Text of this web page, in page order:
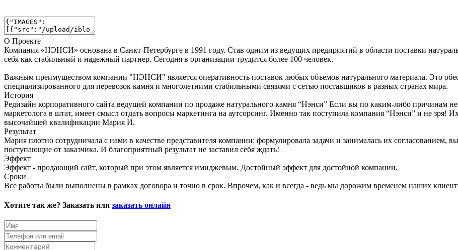
О Проекте
Компания «НЭНСИ» основана в Санкт-Петербурге в 1991 году. Став одним из ведущих предприятий в области поставки
себя как стабильный и надежный партнер. Сегодня в организации трудится более 100 человек.
Важным преимуществом компании "НЭНСИ" является оперативность поставок любых объемов натурального материала. Это
специализированного для перевозок камня и многолетними стабильными связями с сетью поставщиков в разных странах мира.
История
Редизайн корпоративного сайта ведущей компании по продаже натурального камня “Нэнси” Если вы по каким-либо причинам
маркетолога в штат, имеет смысл отдать вопросы маркетинга на аутсорсинг. Именно так поступила компания “Нэнси” и не зря!
высочайшей квалификации Мария И.
Результат
Мария плотно сотрудничала с нами в качестве представителя компании: формулировала задачи и занималась их согласованием,
поступающие от заказчика. И благоприятный результат не заставил себя ждать!
Эффект
Эффект - продающий сайт, который при этом является имиджевым. Достойный эффект для достойной компании.
Сроки
Все работы были выполнены в рамках договора и точно в срок. Впрочем, как и всегда - ведь мы дорожим временем наших
Хотите так же? Заказать или заказать онлайн